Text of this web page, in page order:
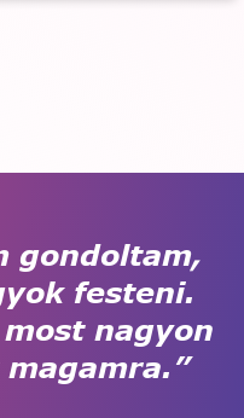
gondoltam,
festeni.
nagyon